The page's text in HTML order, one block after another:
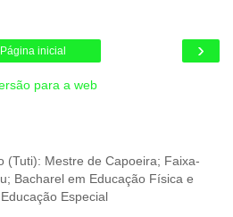
›
Página inicial
para a web
(Tuti): Mestre de Capoeira; Faixa-
Bacharel em Educação Física e
Especial